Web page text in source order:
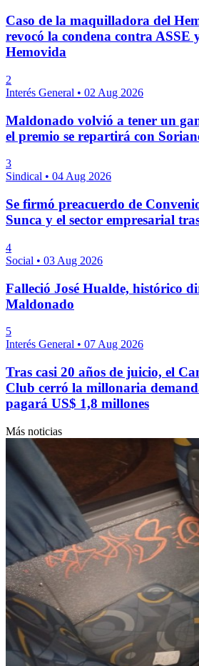
Caso de la maquilladora del
revocó la condena contra ASSE
Hemovida
2
Interés General • 02 Aug 2026
Maldonado volvió a tener un
el premio se repartirá con
3
Sindical • 04 Aug 2026
Se firmó preacuerdo de
Sunca y el sector empresarial
4
Social • 03 Aug 2026
Falleció José Hualde, histórico
Maldonado
5
Interés General • 07 Aug 2026
Tras casi 20 años de juicio, el
Club cerró la millonaria
pagará US$ 1,8 millones
Más noticias